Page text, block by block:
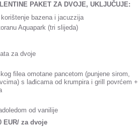
PAKET ZA DVOJE, UKLJUČUJE:
bazena i jacuzzija
Aquapark (tri slijeda)
za dvoje
filea omotane pancetom (punjene sirom,
s lađicama od krumpira i grill povrćem +
od vanilije
EUR/ za dvoje